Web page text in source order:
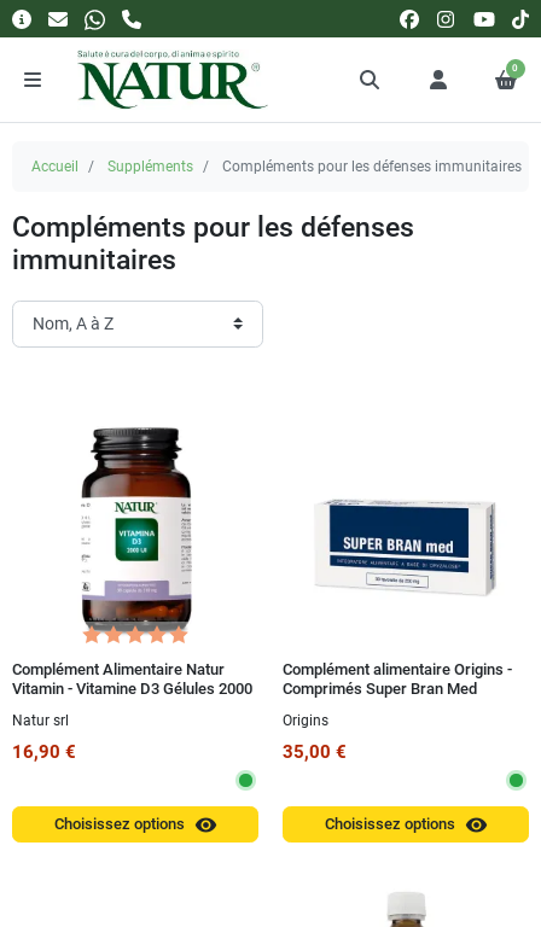
0
Accueil Suppléments Compléments pour les défenses immunitaires
Compléments pour les défenses
immunitaires
Complément Alimentaire Natur
Vitamin - Vitamine D3 Gélules 2000
Natur srl
16,90 €
Choisissez options visibility
Complément alimentaire Origins -
Comprimés Super Bran Med
Origins
35,00 €
Choisissez options visibility